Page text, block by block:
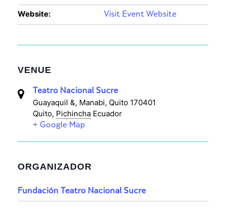
Website: Visit Event Website
VENUE
Teatro Nacional Sucre
Guayaquil &, Manabi, Quito 170401
Quito, Pichincha Ecuador
+ Google Map
ORGANIZADOR
Fundación Teatro Nacional Sucre